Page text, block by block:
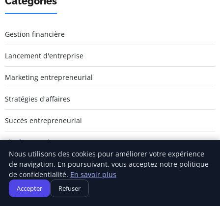
Gestion financière
Lancement d'entreprise
Marketing entrepreneurial
Stratégies d'affaires
Succès entrepreneurial
Vie d'entreprise
Jamm Saintlouis
Nous utilisons des cookies pour améliorer votre expérience
de navigation. En poursuivant, vous acceptez notre politique
de confidentialité. En savoir plus
Accepter Refuser